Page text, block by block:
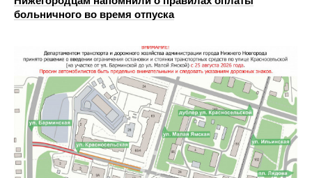
больничного во время отпуска